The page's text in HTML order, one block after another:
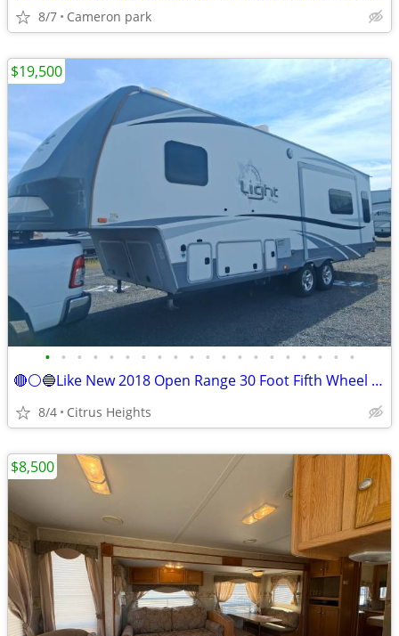
8/7 Cameron park
• • • • • • • • • • • • • • • • • • • •
🔴⚪️🔵Like New 2018 Open Range 30 Foot Fifth Wheel W/3 Slides
8/4 Citrus Heights
$19,500
$8,500